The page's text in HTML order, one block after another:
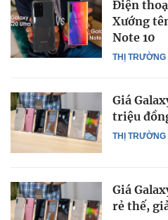
THỊ TRƯỜNG
Điện
Xướng
Note 10
THỊ TRƯỜNG
Giá
triệu
Giá
rẻ thế,